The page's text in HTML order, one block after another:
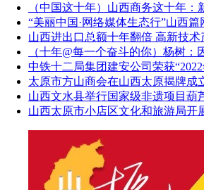
（中国这十年）山西商务这十年
“美丽中国·网络媒体生态行”山西
山西进出口总额十年翻倍 高新技
（十年@每一个奋斗的你）杨树
中铁十二局集团建安公司荣获
太原市方山商会在山西太原揭牌成
山西文水县举行国家级非遗项目葫
山西太原市小店区文化和旅游局开